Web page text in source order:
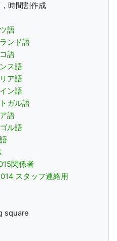
時間割作成
語
ンド語
語
ス語
ア語
ン語
ガル語
語
ル語
関係者
スタッフ連絡用
square